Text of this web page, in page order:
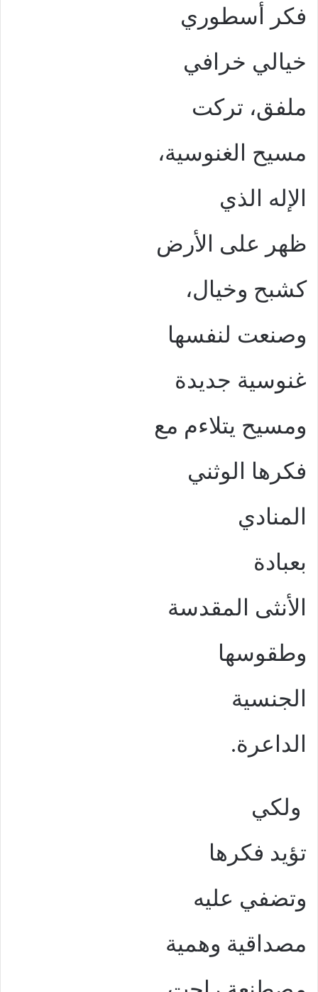
فكر أسطوري
خيالي خرافي
ملفق، تركت
مسيح الغنوسية،
الإله الذي
ظهر على الأرض
كشبح وخيال،
وصنعت لنفسها
غنوسية جديدة
ومسيح يتلاءم مع
فكرها الوثني
المنادي
بعبادة
الأنثى المقدسة
وطقوسها
الجنسية
الداعرة.
ولكي
تؤيد فكرها
وتضفي عليه
مصداقية وهمية